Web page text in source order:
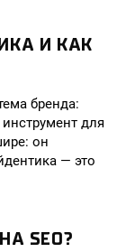
И КАК
бренда:
для
он
— это
SEO?